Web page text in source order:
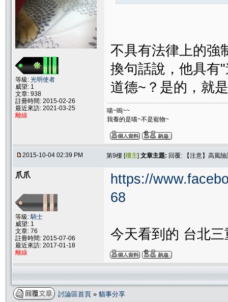
等級: 光明使者
威望: 1
文章: 938
註冊時間: 2015-02-26
最近來訪: 2021-03-25
離線
不具有法律上的強
換句話說，他具有
道德~？是的，就
喵~嗚~~
我養的是喵~不是寵物~
2015-10-04 02:39 PM 第9樓 [樓主] 文章主題: 回覆: 【注意】高風
爪爪
等級:騎士
威望: 1
文章: 76
註冊時間: 2015-07-06
最近來訪: 2017-01-18
離線
https://
68
今天看到的 台北
討論區首頁 » 貓事分享